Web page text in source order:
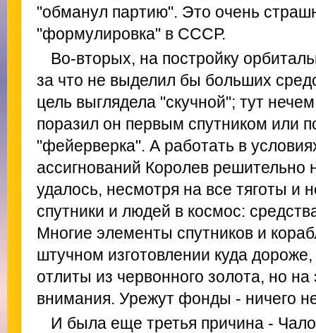
"обманул партию". Это очень
"формулировка" в СССР.
Во-вторых, на постройку
за что не выделил бы больших
цель выглядела "скучной"; тут
поразил он первым спутником или
"фейерверка". А работать в
ассигнований Королев решительно
удалось, несмотря на все тяготы и
спутники и людей в космос:
Многие элементы спутников и
штучном изготовлении куда
отлиты из червонного золота, но
внимания. Урежут фонды - ничего
И была еще третья причина -